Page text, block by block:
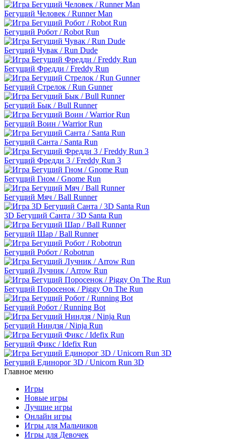
Бегущий Человек / Runner Man
Бегущий Робот / Robot Run
Бегущий Чувак / Run Dude
Бегущий Фредди / Freddy Run
Бегущий Стрелок / Run Gunner
Бегущий Бык / Bull Runner
Бегущий Воин / Warrior Run
Бегущий Санта / Santa Run
Бегущий Фредди 3 / Freddy Run 3
Бегущий Гном / Gnome Run
Бегущий Мяч / Ball Runner
3D Бегущий Санта / 3D Santa Run
Бегущий Шар / Ball Runner
Бегущий Робот / Robotrun
Бегущий Лучник / Arrow Run
Бегущий Поросенок / Piggy On The Run
Бегущий Робот / Running Bot
Бегущий Ниндзя / Ninja Run
Бегущий Фикс / Idefix Run
Бегущий Единорог 3D / Unicorn Run 3D
Главное меню
Игры
Новые игры
Лучшие игры
Онлайн игры
Игры для Мальчиков
Игры для Девочек